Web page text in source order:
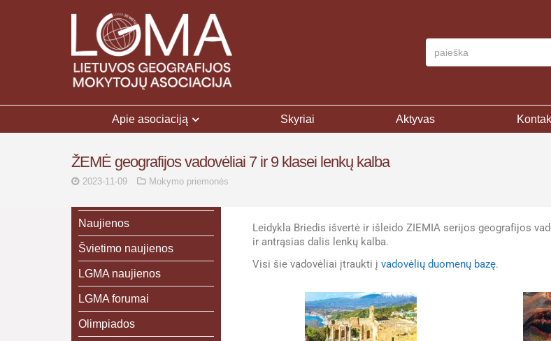
Apie asociaciją Skyriai Aktyvas
ŽEMĖ geografijos vadovėliai 7 ir 9 klasei lenkų kalba
2023-11-09 Mokymo priemonės
Leidykla Briedis išvertė ir išleido ZIEMIA serijos geografijos
ir antrąsias dalis lenkų kalba.
Visi šie vadovėliai įtraukti į vadovėlių duomenų bazę.
Naujienos
Švietimo naujienos
LGMA naujienos
LGMA forumai
Olimpiados